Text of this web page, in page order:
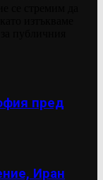
пред
Иран